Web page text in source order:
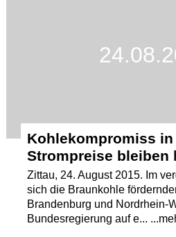
Kohlekompromiss
Strompreise bleiben
Zittau, 24. August 2015. Im
sich die Braunkohle
Brandenburg und Nordrhein-
Bundesregierung auf e...